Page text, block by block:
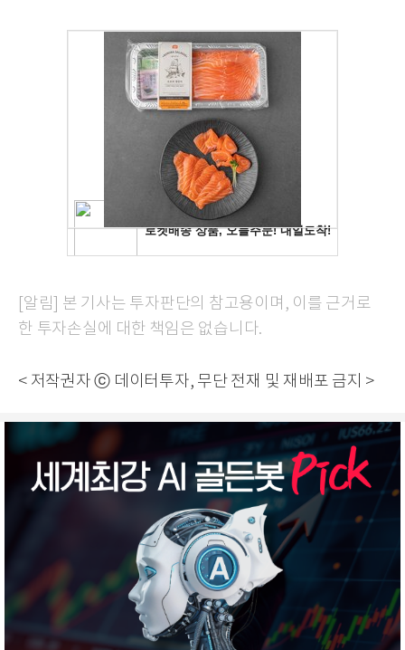
[알림] 본 기사는 투자판단의 참고용이며, 이를 근거로
한 투자손실에 대한 책임은 없습니다.
< 저작권자 ⓒ 데이터투자, 무단 전재 및 재배포 금지 >